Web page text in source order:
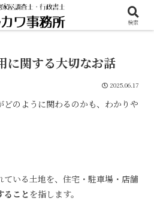
に関する大切なお話
2025.06.17
のように関わるのかも、わかりや
いる土地を、住宅・駐車場・店舗
ることを指します。
検索